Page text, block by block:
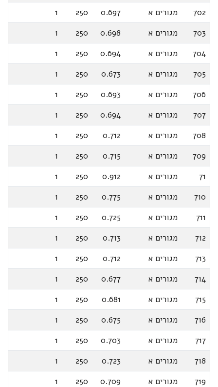
702
מגורים א 0.697
250
1
703
מגורים א 0.698
250
1
704
מגורים א 0.694
250
1
705
מגורים א 0.673
250
1
706
מגורים א 0.693
250
1
707
מגורים א 0.694
250
1
708
מגורים א 0.712
250
1
709
מגורים א 0.715
250
1
71
מגורים א 0.912
250
1
710
מגורים א 0.775
250
1
711
מגורים א 0.725
250
1
712
מגורים א 0.713
250
1
713
מגורים א 0.712
250
1
714
מגורים א 0.677
250
1
715
מגורים א 0.681
250
1
716
מגורים א 0.675
250
1
717
מגורים א 0.703
250
1
718
מגורים א 0.723
250
1
719
מגורים א 0.709
250
1